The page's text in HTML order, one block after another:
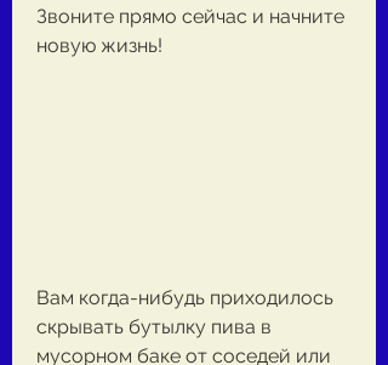
Звоните прямо сейчас и начните
новую жизнь!
Вам когда-нибудь приходилось
скрывать бутылку пива в
мусорном баке от соседей или